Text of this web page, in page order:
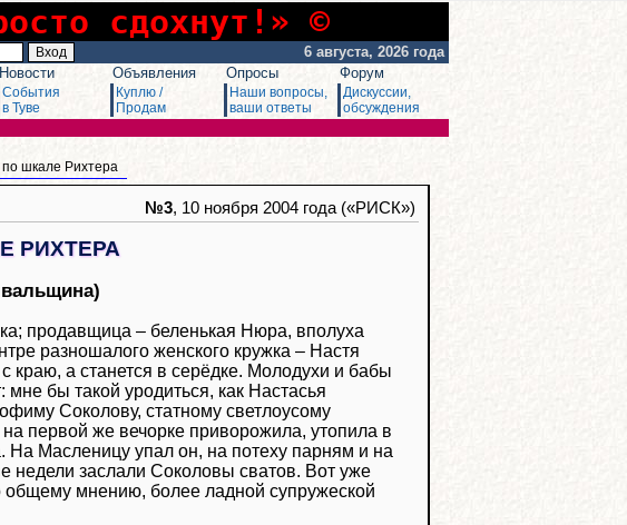
сдохнут!» ©
6 августа, 2026 года
Новости
События
в Туве
Объявления
Куплю /
Продам
Опросы
Наши вопросы,
ваши ответы
Форум
Дискуссии,
обсуждения
шкале Рихтера
№3, 10 ноября 2004 года («РИСК»)
РИХТЕРА
продавщица – беленькая Нюра, вполуха
разношалого женского кружка – Настя
краю, а станется в серёдке. Молодухи и бабы
бы такой уродиться, как Настасья
Соколову, статному светлоусому
первой же вечорке приворожила, утопила в
Масленицу упал он, на потеху парням и на
недели заслали Соколовы сватов. Вот уже
общему мнению, более ладной супружеской